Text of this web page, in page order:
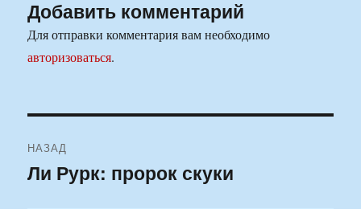
Добавить комментарий
Для отправки комментария вам необходимо
авторизоваться.
по
НАЗАД
Предыдущая
Ли Рурк: пророк скуки